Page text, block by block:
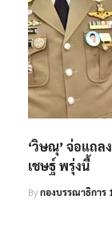
‘วิษณุ’ จ่อแถ
เชษฐ์ พรุ่งนี้
Byกองบรรณาธิการ